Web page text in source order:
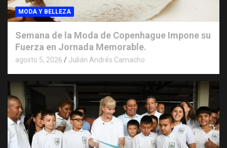
MODA Y BELLEZA
Semana de la Moda de Copenhague Impone su
Fuerza en Jornada Memorable.
agosto 5, 2026 Julián Andrés Camacho